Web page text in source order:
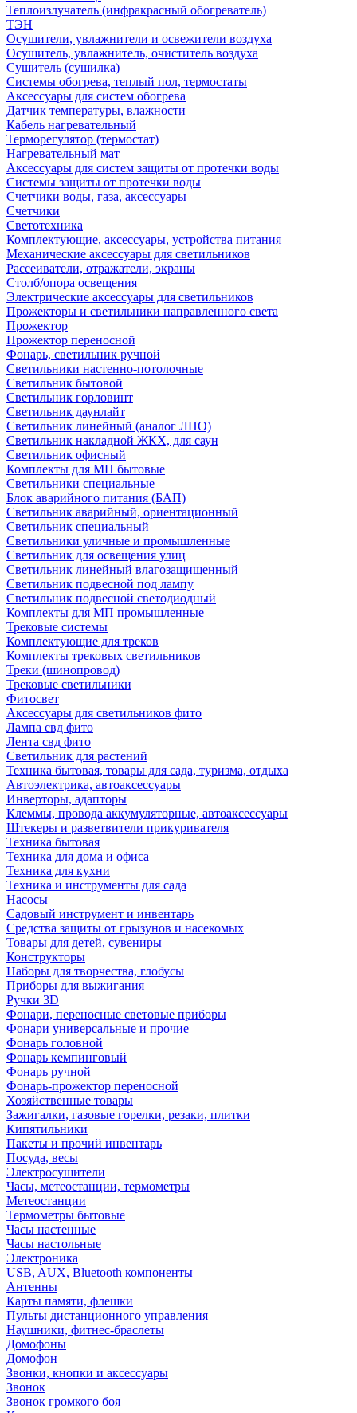
Теплоизлучатель (инфракрасный обогреватель)
ТЭН
Осушители, увлажнители и освежители воздуха
Осушитель, увлажнитель, очиститель воздуха
Сушитель (сушилка)
Системы обогрева, теплый пол, термостаты
Аксессуары для систем обогрева
Датчик температуры, влажности
Кабель нагревательный
Терморегулятор (термостат)
Нагревательный мат
Аксессуары для систем защиты от протечки воды
Системы защиты от протечки воды
Счетчики воды, газа, аксессуары
Счетчики
Светотехника
Комплектующие, аксессуары, устройства питания
Механические аксессуары для светильников
Рассеиватели, отражатели, экраны
Столб/опора освещения
Электрические аксессуары для светильников
Прожекторы и светильники направленного света
Прожектор
Прожектор переносной
Фонарь, светильник ручной
Светильники настенно-потолочные
Светильник бытовой
Светильник горловинт
Светильник даунлайт
Светильник линейный (аналог ЛПО)
Светильник накладной ЖКХ, для саун
Светильник офисный
Комплекты для МП бытовые
Светильники специальные
Блок аварийного питания (БАП)
Светильник аварийный, ориентационный
Светильник специальный
Светильники уличные и промышленные
Светильник для освещения улиц
Светильник линейный влагозащищенный
Светильник подвесной под лампу
Светильник подвесной светодиодный
Комплекты для МП промышленные
Трековые системы
Комплектующие для треков
Комплекты трековых светильников
Треки (шинопровод)
Трековые светильники
Фитосвет
Аксессуары для светильников фито
Лампа свд фито
Лента свд фито
Светильник для растений
Техника бытовая, товары для сада, туризма, отдыха
Автоэлектрика, автоаксессуары
Инверторы, адапторы
Клеммы, провода аккумуляторные, автоаксессуары
Штекеры и разветвители прикуривателя
Техника бытовая
Техника для дома и офиса
Техника для кухни
Техника и инструменты для сада
Насосы
Садовый инструмент и инвентарь
Средства защиты от грызунов и насекомых
Товары для детей, сувениры
Конструкторы
Наборы для творчества, глобусы
Приборы для выжигания
Ручки 3D
Фонари, переносные световые приборы
Фонари универсальные и прочие
Фонарь головной
Фонарь кемпинговый
Фонарь ручной
Фонарь-прожектор переносной
Хозяйственные товары
Зажигалки, газовые горелки, резаки, плитки
Кипятильники
Пакеты и прочий инвентарь
Посуда, весы
Электросушители
Часы, метеостанции, термометры
Метеостанции
Термометры бытовые
Часы настенные
Часы настольные
Электроника
USB, AUX, Bluetooth компоненты
Антенны
Карты памяти, флешки
Пульты дистанционного управления
Наушники, фитнес-браслеты
Домофоны
Домофон
Звонки, кнопки и аксессуары
Звонок
Звонок громкого боя